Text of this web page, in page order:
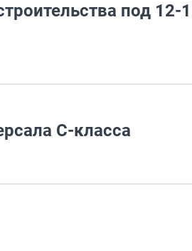
под 12-
C-класса